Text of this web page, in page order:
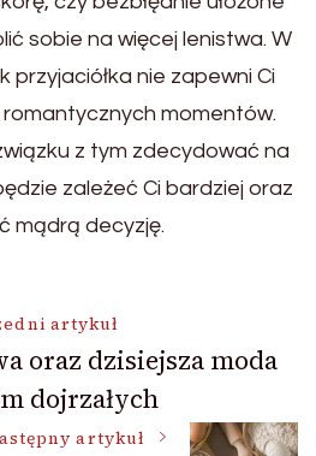
sobie na więcej lenistwa. W
przyjaciółka nie zapewni Ci
momentów.
z tym zdecydować na
zależeć Ci bardziej oraz
mądrą decyzję.
artykuł
oraz dzisiejsza moda
dojrzałych
artykuł